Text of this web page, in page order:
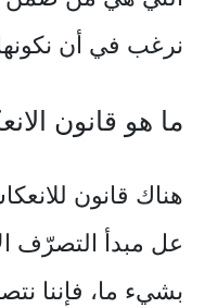
نرغب في أن
ما هو قانون
هناك قانون
عل مبدأ التصرّف
بشيء ما، فإننا